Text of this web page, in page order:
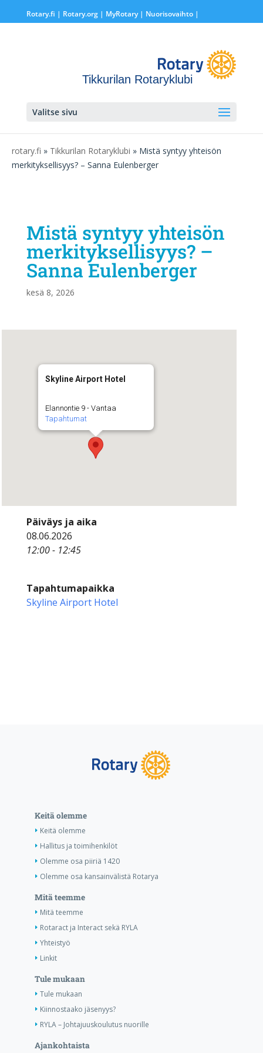
Rotary.fi | Rotary.org| MyRotary | Nuorisovaihto|
Tikkurilan Rotaryklubi
Valitse sivu
rotary.fi » Tikkurilan Rotaryklubi » Mistä syntyy yhteisön
merkityksellisyys? – Sanna Eulenberger
Mistä syntyy yhteisön
merkityksellisyys? –
Sanna Eulenberger
kesä 8, 2026
Skyline Airport Hotel
Elannontie 9 - Vantaa
Tapahtumat
Päiväys ja aika
08.06.2026
12:00 - 12:45
Tapahtumapaikka
Skyline Airport Hotel
Keitä olemme
Keitä olemme
Hallitus ja toimihenkilöt
Olemme osa piiriä 1420
Olemme osa kansainvälistä Rotarya
Mitä teemme
Mitä teemme
Rotaract ja Interact sekä RYLA
Yhteistyö
Linkit
Tule mukaan
Tule mukaan
Kiinnostaako jäsenyys?
RYLA – Johtajuuskoulutus nuorille
Ajankohtaista